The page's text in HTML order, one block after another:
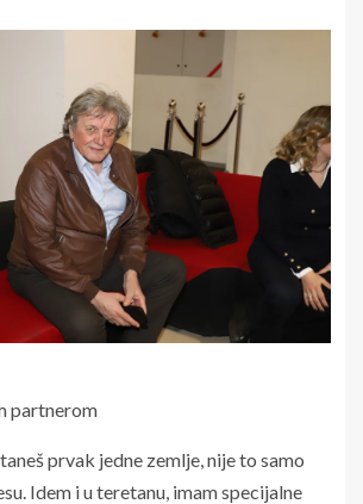
partnerom
prvak jedne zemlje, nije to samo
Idem i u teretanu, imam specijalne